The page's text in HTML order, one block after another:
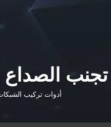
تجنب الصداع
أدوات تركيب الشبكات